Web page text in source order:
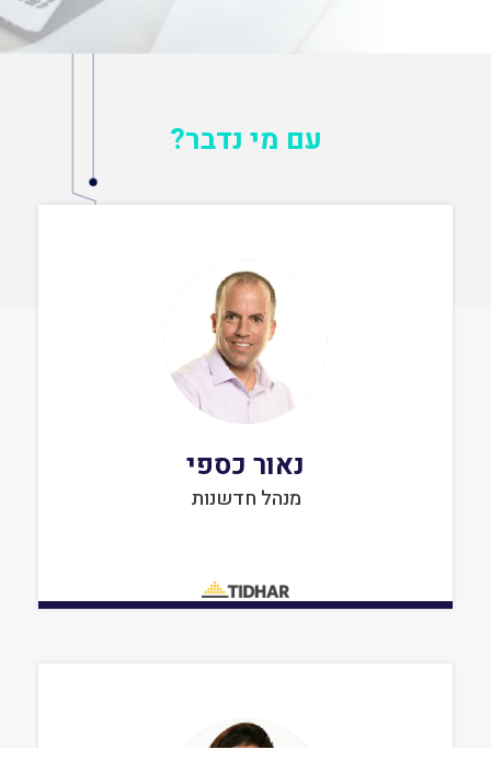
עם מי נדבר?
נאור כספי
מנהל חדשנות